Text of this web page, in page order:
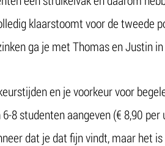
klaarstoomt voor de tweede
ga je met Thomas en Justin
en je voorkeur voor
8 studenten aangeven (€ 8,90
dat je dat fijn vindt, maar het